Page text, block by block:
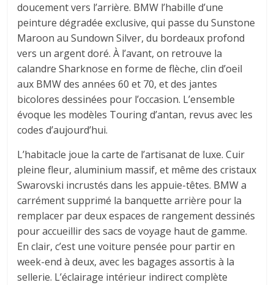
doucement vers l’arrière. BMW l’habille d’une
peinture dégradée exclusive, qui passe du Sunstone
Maroon au Sundown Silver, du bordeaux profond
vers un argent doré. À l’avant, on retrouve la
calandre Sharknose en forme de flèche, clin d’oeil
aux BMW des années 60 et 70, et des jantes
bicolores dessinées pour l’occasion. L’ensemble
évoque les modèles Touring d’antan, revus avec les
codes d’aujourd’hui.
L’habitacle joue la carte de l’artisanat de luxe. Cuir
pleine fleur, aluminium massif, et même des cristaux
Swarovski incrustés dans les appuie-têtes. BMW a
carrément supprimé la banquette arrière pour la
remplacer par deux espaces de rangement dessinés
pour accueillir des sacs de voyage haut de gamme.
En clair, c’est une voiture pensée pour partir en
week-end à deux, avec les bagages assortis à la
sellerie. L’éclairage intérieur indirect complète